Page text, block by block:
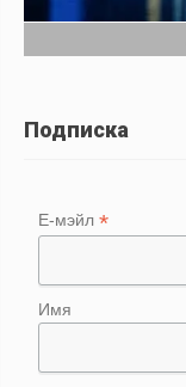
Подписка
Е-мэйл*
Имя